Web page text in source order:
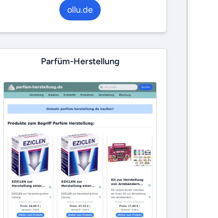
ollu.de
Parfüm-Herstellung